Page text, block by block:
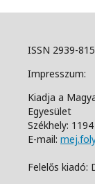
ISSN 2939-
Impresszum:
Kiadja a
Egyesület
Székhely:
E-mail:
Felelős kiadó: